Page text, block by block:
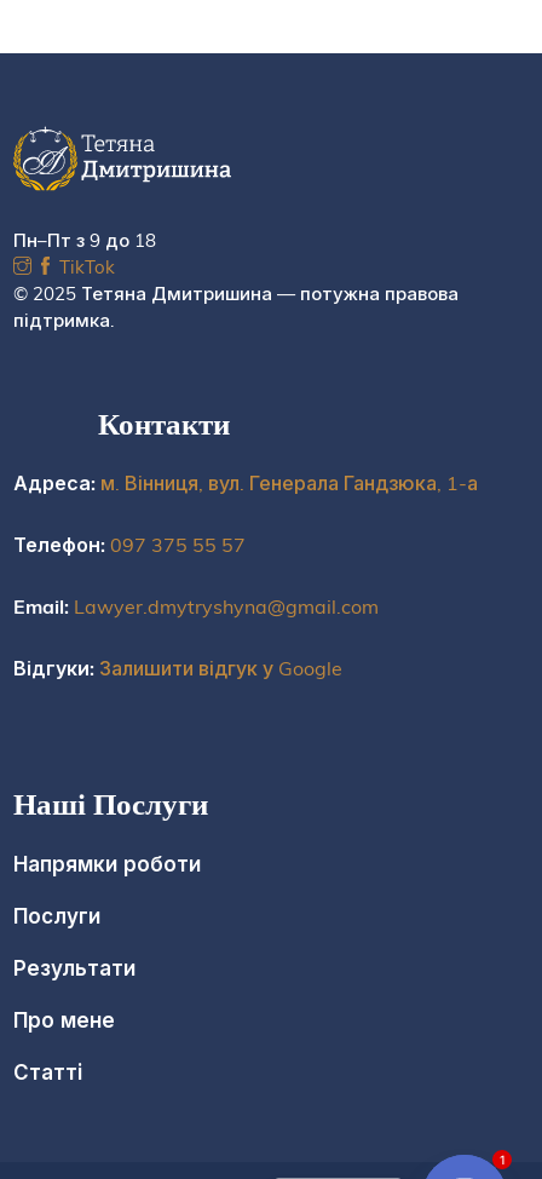
Пн–Пт з 9 до 18
TikTok
© 2025 Тетяна Дмитришина — потужна правова
підтримка.
Контакти
Адреса: м. Вінниця, вул. Генерала Гандзюка, 1-а
Телефон: 097 375 55 57
Email: Lawyer.dmytryshyna@gmail.com
Відгуки: Залишити відгук у Google
Наші Послуги
Напрямки роботи
Послуги
Результати
Про мене
Статті
1